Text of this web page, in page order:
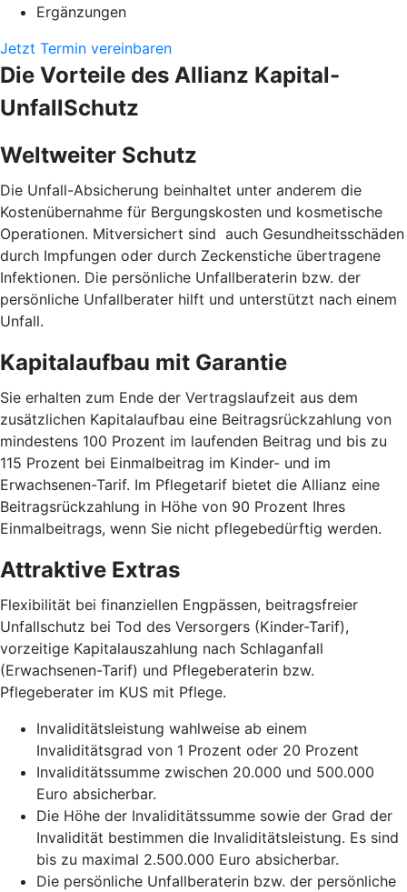
Ergänzungen
Jetzt Termin vereinbaren
Die Vorteile des Allianz Kapital-
UnfallSchutz
Weltweiter Schutz
Die Unfall-Absicherung beinhaltet unter anderem die
Kostenübernahme für Bergungskosten und kosmetische
Operationen. Mitversichert sind auch Gesundheitsschäden
durch Impfungen oder durch Zeckenstiche übertragene
Infektionen. Die persönliche Unfallberaterin bzw. der
persönliche Unfallberater hilft und unterstützt nach einem
Unfall.
Kapitalaufbau mit Garantie
Sie erhalten zum Ende der Vertragslaufzeit aus dem
zusätzlichen Kapitalaufbau eine Beitragsrückzahlung von
mindestens 100 Prozent im laufenden Beitrag und bis zu
115 Prozent bei Einmalbeitrag im Kinder- und im
Erwachsenen-Tarif. Im Pflegetarif bietet die Allianz eine
Beitragsrückzahlung in Höhe von 90 Prozent Ihres
Einmalbeitrags, wenn Sie nicht pflegebedürftig werden.
Attraktive Extras
Flexibilität bei finanziellen Engpässen, beitragsfreier
Unfallschutz bei Tod des Versorgers (Kinder-Tarif),
vorzeitige Kapitalauszahlung nach Schlaganfall
(Erwachsenen-Tarif) und Pflegeberaterin bzw.
Pflegeberater im KUS mit Pflege.
Invaliditätsleistung wahlweise ab einem
Invaliditätsgrad von 1 Prozent oder 20 Prozent
Invaliditätssumme zwischen 20.000 und 500.000
Euro absicherbar.
Die Höhe der Invaliditätssumme sowie der Grad der
Invalidität bestimmen die Invaliditätsleistung. Es sind
bis zu maximal 2.500.000 Euro absicherbar.
Die persönliche Unfallberaterin bzw. der persönliche